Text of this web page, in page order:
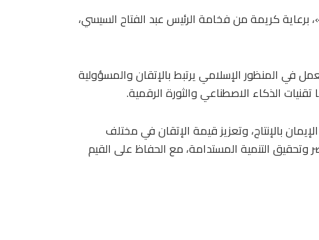
برعاية كريمة من فخامة الرئيس عبد الفتاح السيسي،
في المنظور الإسلامي يرتبط بالإتقان والمسؤولية
تقنيات الذكاء الاصطناعي والثورة الرقمية.
بالإنتاج، وتعزيز قيمة الإتقان في مختلف
التنمية المستدامة، مع الحفاظ على القيم